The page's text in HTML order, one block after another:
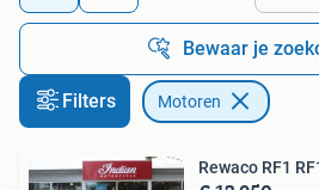
Bewaar je
Filters Motoren
Rewaco RF1